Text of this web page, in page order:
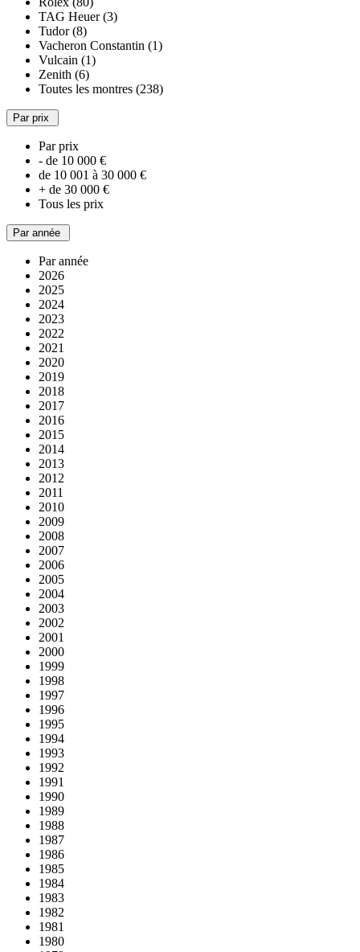
TAG Heuer (3)
Tudor (8)
Vacheron Constantin (1)
Vulcain (1)
Zenith (6)
Toutes les montres (238)
Par prix
Par prix
- de 10 000 €
de 10 001 à 30 000 €
+ de 30 000 €
Tous les prix
Par année
Par année
2026
2025
2024
2023
2022
2021
2020
2019
2018
2017
2016
2015
2014
2013
2012
2011
2010
2009
2008
2007
2006
2005
2004
2003
2002
2001
2000
1999
1998
1997
1996
1995
1994
1993
1992
1991
1990
1989
1988
1987
1986
1985
1984
1983
1982
1981
1980